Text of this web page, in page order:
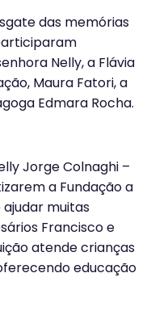
das memórias
Nelly, a Flávia
Maura Fatori, a
Edmara Rocha.
Jorge Colnaghi –
a Fundação a
muitas
Francisco e
atende crianças
educação